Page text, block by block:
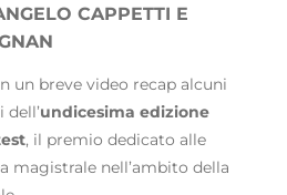
CAPPETTI E
un breve video recap alcuni
undicesima edizione
, il premio dedicato alle
magistrale nell’ambito della